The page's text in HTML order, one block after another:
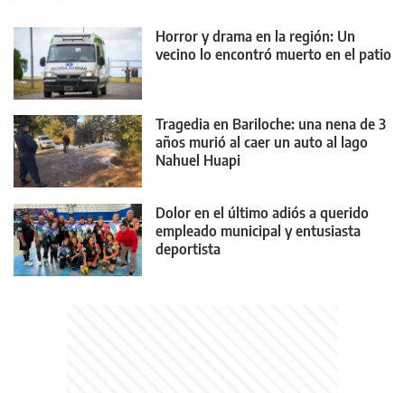
Horror y drama en la región: Un
vecino lo encontró muerto en el patio
Tragedia en Bariloche: una nena de 3
años murió al caer un auto al lago
Nahuel Huapi
Dolor en el último adiós a querido
empleado municipal y entusiasta
deportista